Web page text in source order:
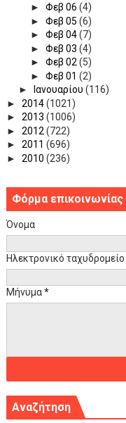
► Φεβ 06 (4)
► Φεβ 05 (6)
► Φεβ 04(7)
► Φεβ 03 (4)
► Φεβ 02(5)
► Φεβ 01 (2)
►
Ιανουαρίου (116)
► 2014(1021)
► 2013 (1006)
► 2012 (722)
► 2011 (696)
► 2010 (236)
Φόρμα επικοινωνίας
Όνομα
Ηλεκτρονικό ταχυδρομείο
Μήνυμα*
Αναζήτηση